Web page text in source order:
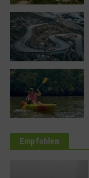
Empfohlen